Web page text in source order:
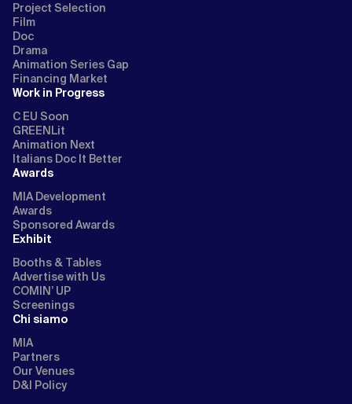
Project Selection
Film
Doc
Drama
Animation Series Gap
Financing Market
Work in Progress
C EU Soon
GREENLit
Animation Next
Italians Doc It Better
Awards
MIA Development
Awards
Sponsored Awards
Exhibit
Booths & Tables
Advertise with Us
COMIN’ UP
Screenings
Chi siamo
MIA
Partners
Our Venues
D&I Policy